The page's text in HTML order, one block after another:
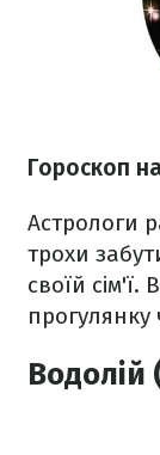
Гороскоп н
Астрологи
трохи
своїй сім'ї.
Водолій